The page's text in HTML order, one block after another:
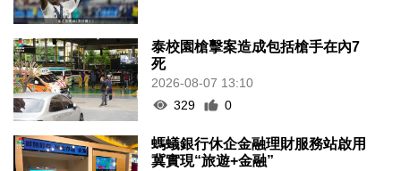
泰校園槍擊案造成包括槍手在內7
死
2026-08-07 13:10
329
0
螞蟻銀行休企金融理財服務站啟用
冀實現“旅遊+金融”